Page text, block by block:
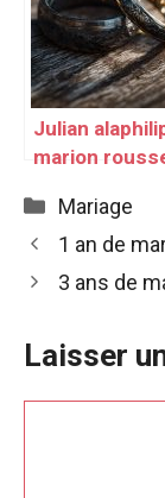
Julian
marion
Catégories
Mariage
1 an de
3 ans de
Laisser